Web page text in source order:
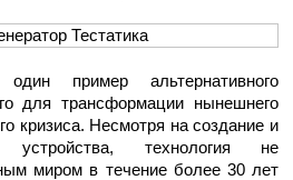
пример альтернативного
для трансформации нынешнего
кризиса. Несмотря на создание и
устройства, технология не
миром в течение более 30 лет